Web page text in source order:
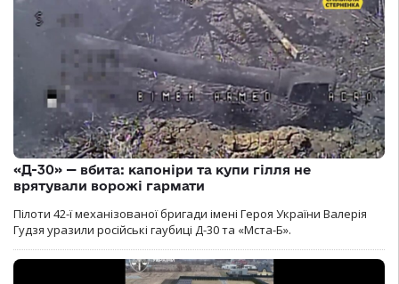
«Д-30» — вбита: капоніри та купи гілля не
врятували ворожі гармати
Пілоти 42-ї механізованої бригади імені Героя України Валерія
Гудзя уразили російські гаубиці Д-30 та «Мста-Б».